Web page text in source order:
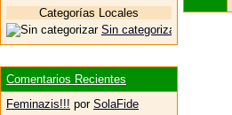
Categorías Locales
Sin categorizar
Comentarios Recientes
Feminazis!!! por SolaFide